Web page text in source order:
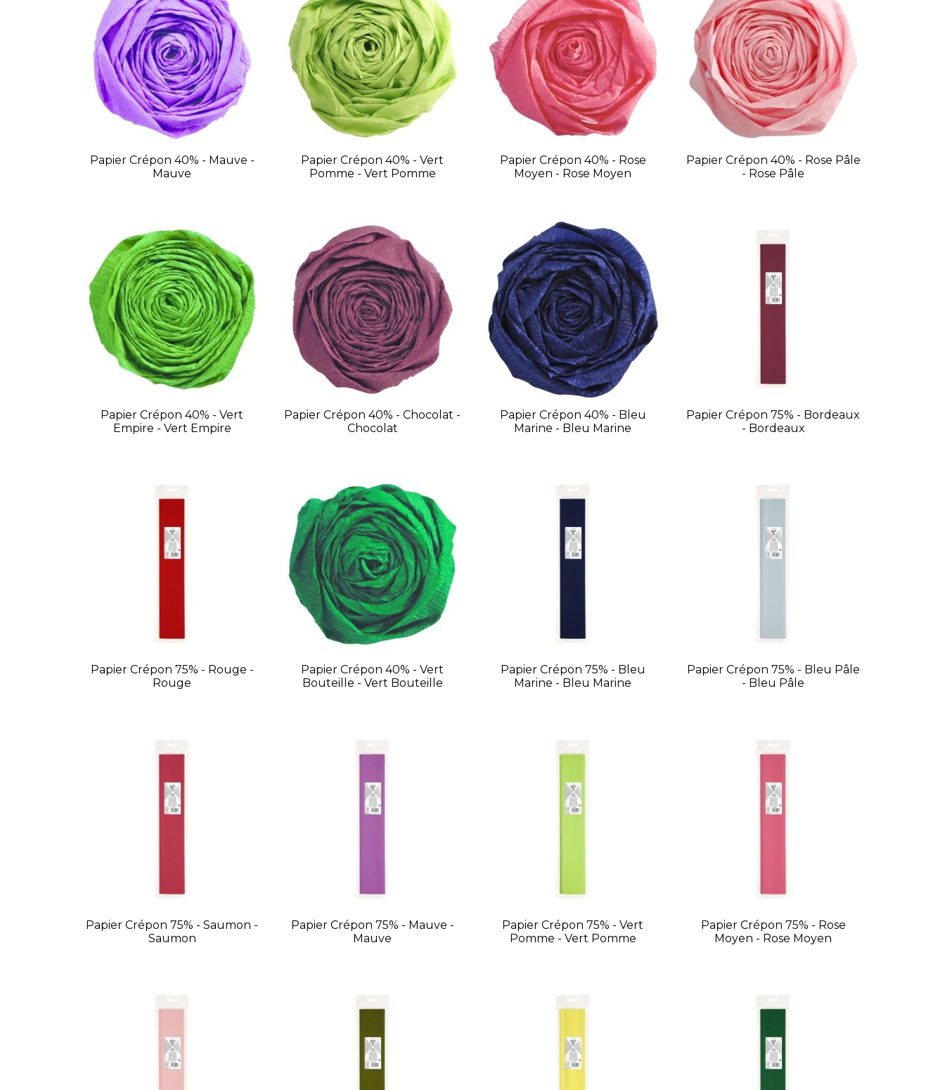
Papier Crépon 40% - Mauve -
Mauve
Papier Crépon 40% - Vert
Pomme - Vert Pomme
Papier Crépon 40% - Rose
Moyen - Rose Moyen
Papier Crépon 40% - Rose Pâle
- Rose Pâle
Papier Crépon 40% - Vert
Empire - Vert Empire
Papier Crépon 40% - Chocolat -
Chocolat
Papier Crépon 40% - Bleu
Marine - Bleu Marine
Papier Crépon 75% - Bordeaux
- Bordeaux
Papier Crépon 75% - Rouge -
Rouge
Papier Crépon 40% - Vert
Bouteille - Vert Bouteille
Papier Crépon 75% - Bleu
Marine - Bleu Marine
Papier Crépon 75% - Bleu Pâle
- Bleu Pâle
Papier Crépon 75% - Saumon -
Saumon
Papier Crépon 75% - Mauve -
Mauve
Papier Crépon 75% - Vert
Pomme - Vert Pomme
Papier Crépon 75% - Rose
Moyen - Rose Moyen